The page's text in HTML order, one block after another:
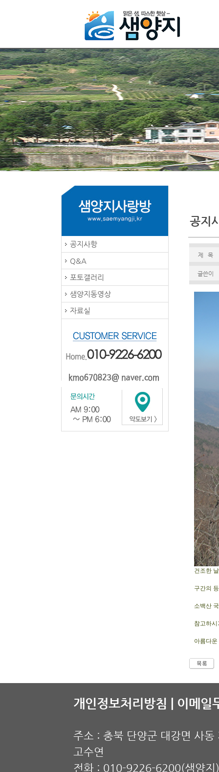
공지사항
Q&A
포토갤러리
샘양지동영상
자료실
공지
제 목
글쓴이
건조한
구간의
소백산
참고하
아름다
개인정보처리방침 | 이메일
주소 : 충북 단양군 대강면 사
고수연
전화 : 010-9226-6200(샘양